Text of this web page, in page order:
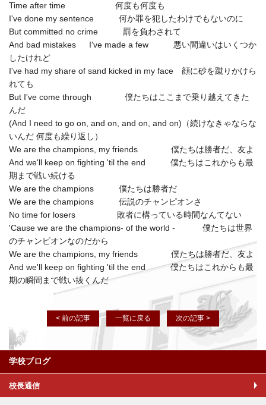
Time after time 何度も何度も
I've done my sentence 何か罪を犯したわけでもないのに
But committed no crime 罰を負わされて
And bad mistakes
I've made a few 悪い間違いはいくつか
したけれど
I've had my share of sand kicked in my face 顔に砂を蹴りかけら
れても
But I've come through 僕たちはここまで乗り越えてきた
んだ
(And I need to go on, and on, and on, and on)（続けなきゃならな
いんだ 何度も繰り返し）
We are the champions, my friends 僕たちは勝者だ、友よ
And we'll keep on fighting 'til the end 僕たちはこれからも最
期まで戦い続ける
We are the champions 僕たちは勝者だ
We are the champions 伝説のチャンピオンさ
No time for losers 敗者に構っている時間なんてない
'Cause we are the champions- of the world - 僕たちは世界
のチャンピオンなのだから
We are the champions, my friends 僕たちは勝者だ、友よ
And we'll keep on fighting 'til the end 僕たちはこれからも最
期の瞬間まで戦い抜くんだ
< 前の記事 一覧に戻る 次の記事 >
学校ブログ
校長通信